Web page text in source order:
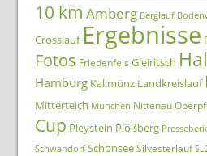
10 km Amberg Berglauf
Crosslauf Ergebnisse
Fotos Friedenfels Gleiritsch
Hamburg Kallmünz Landkreislauf
Mitterteich München Nittenau
Cup Pleystein Plößberg
Schwandorf Schönsee Silvesterlauf